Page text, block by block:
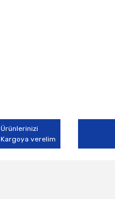
Ürünlerinizi
Kargoya verelim